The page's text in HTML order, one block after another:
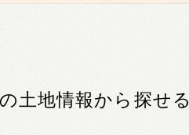
土地情報から探せる